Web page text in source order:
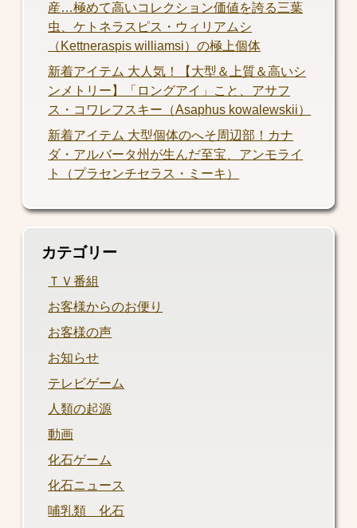
産…極めて高いコレクション価値を誇る三葉
虫、ケトネラスピス・ウィリアムシ
（Kettneraspis williamsi）の極上個体
新着アイテム 大人気！【大型＆上質＆高いシ
ンメトリー】「ロングアイ」こと、アサフ
ス・コワレフスキー（Asaphus kowalewskii）
新着アイテム 大型個体のへそ周辺部！カナ
ダ・アルバータ州が生んだ至宝、アンモライ
ト（プラセンチセラス・ミーキ）
カテゴリー
ＴＶ番組
お客様からのお便り
お客様の声
お知らせ
テレビゲーム
人類の起源
動画
化石ゲーム
化石ニュース
哺乳類 化石